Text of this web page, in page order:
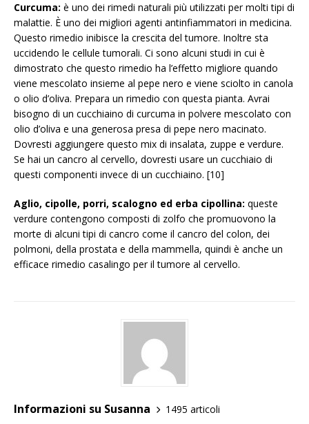
Curcuma: è uno dei rimedi naturali più utilizzati per molti tipi di
malattie. È uno dei migliori agenti antinfiammatori in medicina.
Questo rimedio inibisce la crescita del tumore. Inoltre sta
uccidendo le cellule tumorali. Ci sono alcuni studi in cui è
dimostrato che questo rimedio ha l’effetto migliore quando
viene mescolato insieme al pepe nero e viene sciolto in canola
o olio d’oliva. Prepara un rimedio con questa pianta. Avrai
bisogno di un cucchiaino di curcuma in polvere mescolato con
olio d’oliva e una generosa presa di pepe nero macinato.
Dovresti aggiungere questo mix di insalata, zuppe e verdure.
Se hai un cancro al cervello, dovresti usare un cucchiaio di
questi componenti invece di un cucchiaino. [10]
Aglio, cipolle, porri, scalogno ed erba cipollina: queste
verdure contengono composti di zolfo che promuovono la
morte di alcuni tipi di cancro come il cancro del colon, dei
polmoni, della prostata e della mammella, quindi è anche un
efficace rimedio casalingo per il tumore al cervello.
Informazioni su Susanna
1495 articoli